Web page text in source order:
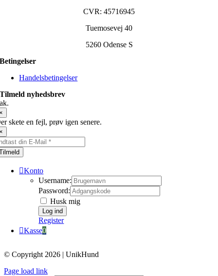
CVR: 45716945
Tuemosevej 40
5260 Odense S
Betingelser
Handelsbetingelser
Tilmeld nyhedsbrev
skete en fejl, prøv igen senere.
Konto
Username:
Password:
Husk mig
Register
Kasse0
© Copyright 2026 | UnikHund
Page load link